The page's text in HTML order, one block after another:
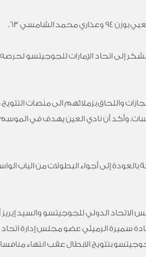
إلى اتحاد الإمارات للجوجيتسو
واللحاق بزملائهم الى منصات التتويج
وأكد أن نادي العين يهدف في
بالميدالية الذهبية في وزن 45 كجم عن سعادتها البالغة بالعودة إلى أجواء
الاتحاد الدولي للجوجيتسو والسيد
سميرة الرميثي عضو مجلس إدارة اتحاد
بتتويج الابطال عقب انتهاء